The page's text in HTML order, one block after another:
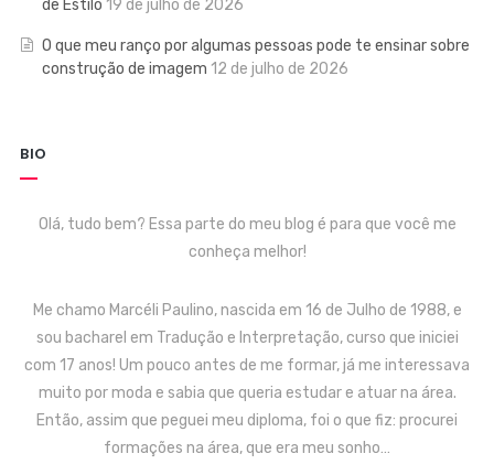
de Estilo 19 de julho de 2026
O que meu ranço por algumas pessoas pode te ensinar sobre
construção de imagem 12 de julho de 2026
BIO
Olá, tudo bem? Essa parte do meu blog é para que você me
conheça melhor!
Me chamo Marcéli Paulino, nascida em 16 de Julho de 1988, e
sou bacharel em Tradução e Interpretação, curso que iniciei
com 17 anos! Um pouco antes de me formar, já me interessava
muito por moda e sabia que queria estudar e atuar na área.
Então, assim que peguei meu diploma, foi o que fiz: procurei
formações na área, que era meu sonho…